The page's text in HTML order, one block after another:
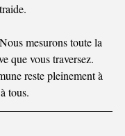
Nous mesurons toute la
que vous traversez.
reste pleinement à
tous.